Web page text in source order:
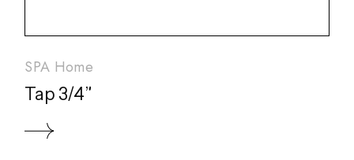
SPA Home
Tap 3/4”